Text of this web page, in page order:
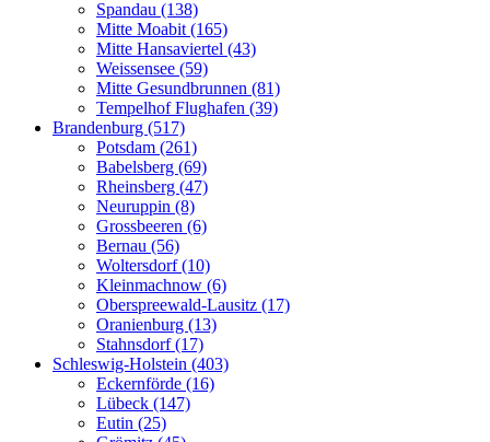
Spandau (138)
Mitte Moabit (165)
Mitte Hansaviertel (43)
Weissensee (59)
Mitte Gesundbrunnen (81)
Tempelhof Flughafen (39)
Brandenburg (517)
Potsdam (261)
Babelsberg (69)
Rheinsberg (47)
Neuruppin (8)
Grossbeeren (6)
Bernau (56)
Woltersdorf (10)
Kleinmachnow (6)
Oberspreewald-Lausitz (17)
Oranienburg (13)
Stahnsdorf (17)
Schleswig-Holstein (403)
Eckernförde (16)
Lübeck (147)
Eutin (25)